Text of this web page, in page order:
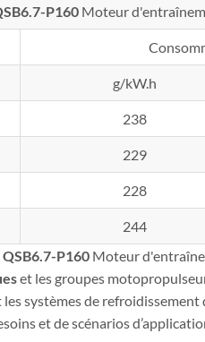
P160 Moteur
g/kW.h
238
229
228
244
QSB6.7-P160 Moteur
et les groupes
systèmes de refroidissement
et de scénarios